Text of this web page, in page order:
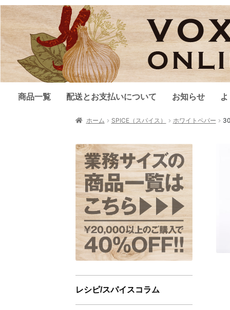
商品一覧 配送とお支払いについて お知らせ
ホーム SPICE（スパイス） ホワイトペパー
レシピ/スパイスコラム